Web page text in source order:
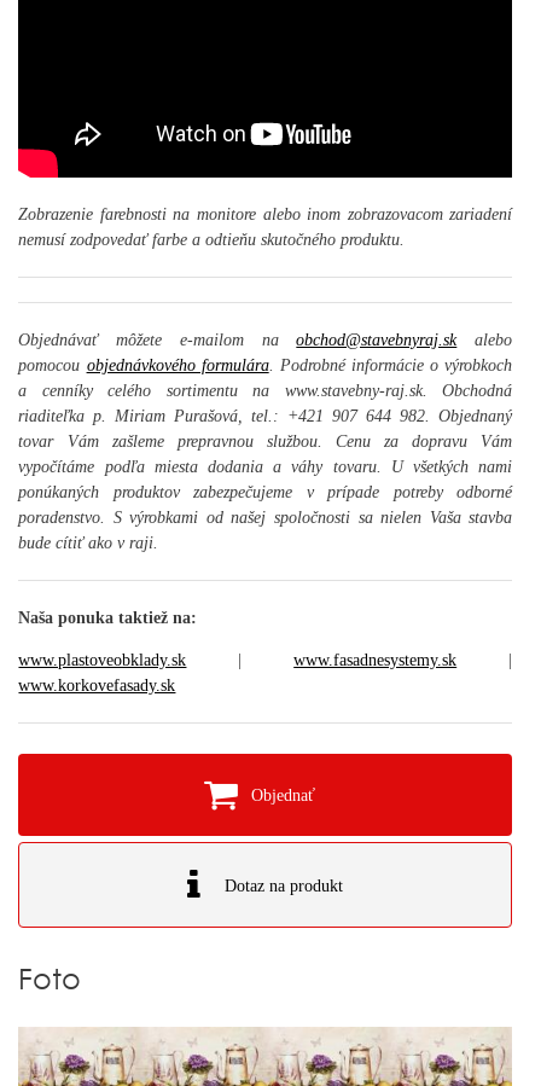
Zobrazenie farebnosti na monitore alebo inom zobrazovacom zariadení
nemusí zodpovedať farbe a odtieňu skutočného produktu.
Objednávať môžete e-mailom naobchod@stavebnyraj.skalebo
pomocou objednávkového formulára. Podrobné informácie o výrobkoch
a cenníky celého sortimentu na www.stavebny-raj.sk. Obchodná
riaditeľka p. Miriam Purašová, tel.: +421 907 644 982. Objednaný
tovar Vám zašleme prepravnou službou. Cenu za dopravu Vám
vypočítáme podľa miesta dodania a váhy tovaru. U všetkých nami
ponúkaných produktov zabezpečujeme v prípade potreby odborné
poradenstvo. S výrobkami od našej spoločnosti sa nielen Vaša stavba
bude cítiť ako v raji.
Naša ponuka taktiež na:
www.plastoveobklady.sk |www.fasadnesystemy.sk
www.korkovefasady.sk
Objednať
Dotaz na produkt
Foto